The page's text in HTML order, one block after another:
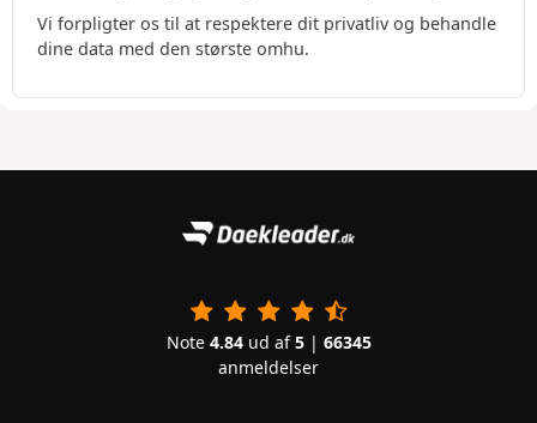
Vi forpligter os til at respektere dit privatliv og behandle
dine data med den største omhu.
Note 4.84ud af5| 66345
anmeldelser